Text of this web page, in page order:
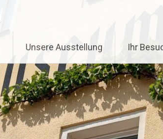
Unsere Ausstellung Ihr